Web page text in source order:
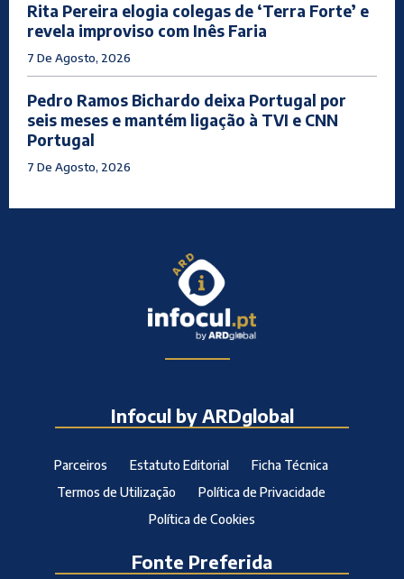
Rita Pereira elogia colegas de ‘Terra Forte’ e
revela improviso com Inês Faria
7 De Agosto, 2026
Pedro Ramos Bichardo deixa Portugal por
seis meses e mantém ligação à TVI e CNN
Portugal
7 De Agosto, 2026
Infocul by ARDglobal
Parceiros Estatuto Editorial
Ficha Técnica
Termos de Utilização
Política de Privacidade
Política de Cookies
Fonte Preferida